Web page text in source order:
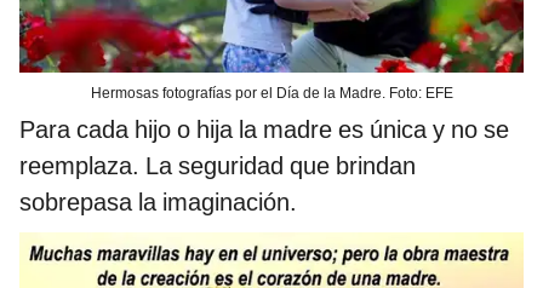
Hermosas fotografías por el Día de la Madre. Foto: EFE
Para cada hijo o hija la madre es única y no se
reemplaza. La seguridad que brindan
sobrepasa la imaginación.